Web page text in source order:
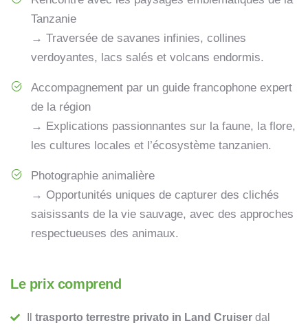
Tanzanie
→ Traversée de savanes infinies, collines
verdoyantes, lacs salés et volcans endormis.
Accompagnement par un guide francophone expert
de la région
→ Explications passionnantes sur la faune, la flore,
les cultures locales et l’écosystème tanzanien.
Photographie animalière
→ Opportunités uniques de capturer des clichés
saisissants de la vie sauvage, avec des approches
respectueuses des animaux.
Le prix comprend
trasporto terrestre privato in Land Cruiser dal